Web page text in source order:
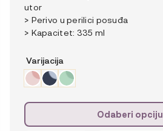
utor
> Perivo u perilici posuđa
> Kapacitet: 335 ml
Varijacija
Odaberi opciju